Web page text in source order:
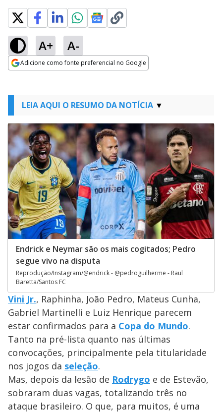
A+ A-
Adicione como fonte preferencial no Google
LEIA AQUI O RESUMO DA NOTÍCIA
Endrick e Neymar são os mais cogitados; Pedro
segue vivo na disputa
Reprodução/Instagram/@endrick - @pedroguilherme - Raul
Baretta/Santos FC
Vini Jr., Raphinha, João Pedro, Mateus Cunha,
Gabriel Martinelli e Luiz Henrique parecem
estar confirmados para a Copa do Mundo.
Tanto na pré-lista quanto nas últimas
convocações, principalmente pela titularidade
nos jogos da seleção.
Mas, depois da lesão de Rodrygo e de Estevão,
sobraram duas vagas, totalizando três no
ataque brasileiro. O que, para muitos, é uma